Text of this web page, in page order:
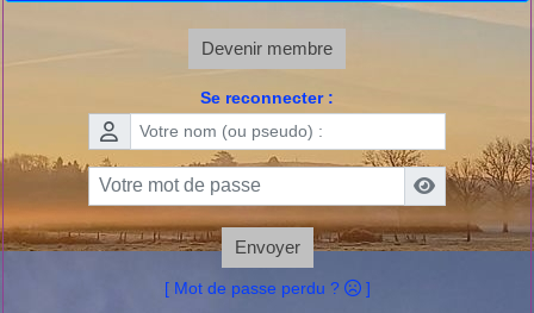
Devenir membre
Se reconnecter :
Envoyer
[ Mot de passe perdu ? ]